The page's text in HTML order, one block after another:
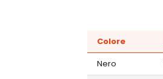
Colore
Nero